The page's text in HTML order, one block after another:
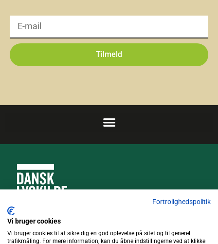
Tilmeld
Truckvej 5, 4600 Køge
Fortrolighedspolitik
Vi bruger cookies
Vi bruger cookies til at sikre dig en god oplevelse på sitet og til generel
trafikmåling. For mere information, kan du åbne indstillingerne ved at klikke